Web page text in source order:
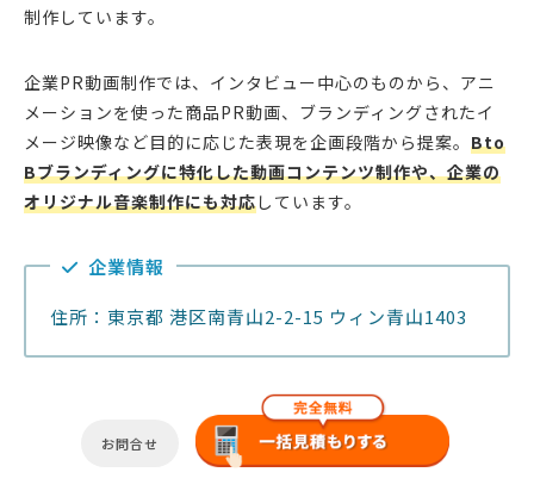
制作しています。
企業PR動画制作では、インタビュー中心のものから、アニ
メーションを使った商品PR動画、ブランディングされたイ
メージ映像など目的に応じた表現を企画段階から提案。 Bto
Bブランディングに特化した動画コンテンツ制作や、企業の
オリジナル音楽制作にも対応しています。
企業情報
住所：東京都 港区南青山2-2-15 ウィン青山1403
お問合せ